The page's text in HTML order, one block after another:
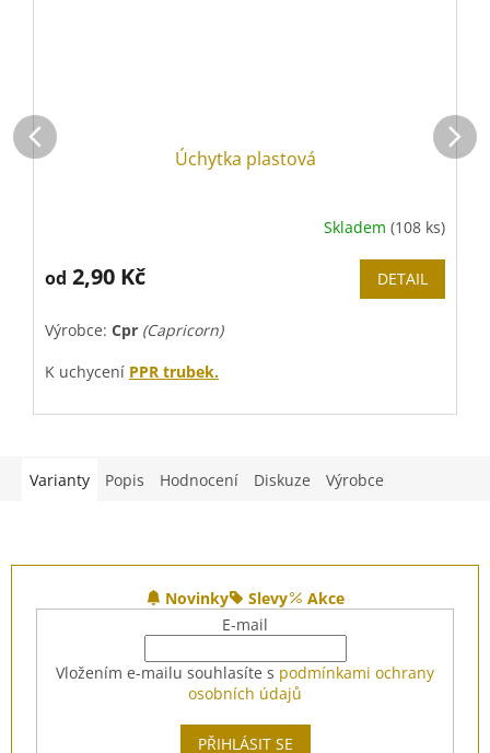
Úchytka plastová
Skladem (108 ks)
od 2,90 Kč DETAIL
Výrobce: Cpr (Capricorn)
K uchycení PPR trubek.
Cena za 1 úchytku(na druhém obrázku je příklad
Varianty Popis Hodnocení Diskuze Výrobce
Novinky Slevy
Akce
E-mail
Vložením e-mailu souhlasíte s podmínkami ochrany
osobních údajů
PŘIHLÁSIT SE